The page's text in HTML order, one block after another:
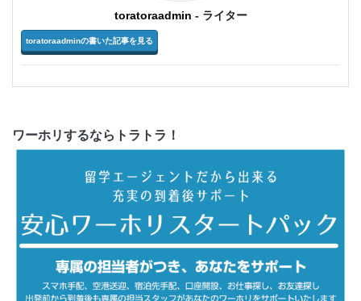
toratoraadmin - ライター
toratoraadminの書いた記事を見る
ワーホリするならトラトラ！